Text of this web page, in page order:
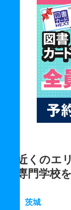
近くのエ
専門学校
茨城